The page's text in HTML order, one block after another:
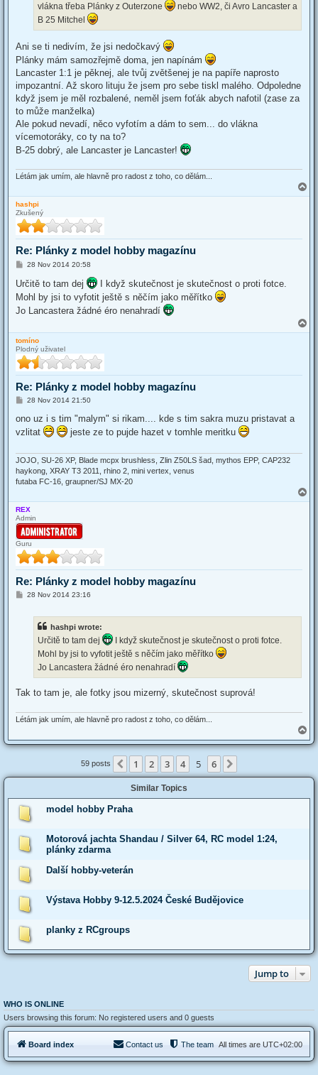
vlákna třeba Plánky z Outerzone
nebo WW2, či Avro Lancaster a
B 25 Mitchel
Ani se ti nedivím, že jsi nedočkavý
Plánky mám samozřejmě doma, jen napínám
Lancaster 1:1 je pěknej, ale tvůj zvětšenej je na papíře naprosto
impozantní. Až skoro lituju že jsem pro sebe tiskl malého. Odpoledne
když jsem je měl rozbalené, neměl jsem foťák abych nafotil (zase za
to může manželka)
Ale pokud nevadí, něco vyfotím a dám to sem... do vlákna
vícemotoráky, co ty na to?
B-25 dobrý, ale Lancaster je Lancaster!
Létám jak umím, ale hlavně pro radost z toho, co dělám...
o
hashpi
Zkušený
Re: Plánky z model hobby magazínu
P
s
t
28 Nov 2014 20:58
Určitě to tam dej
I když skutečnost je skutečnost o proti fotce.
Mohl by jsi to vyfotit ještě s něčím jako měřítko
Jo Lancastera žádné éro nenahradí
o
tomíno
Plodný uživatel
Re: Plánky z model hobby magazínu
P
s
28 Nov 2014 21:50
ono uz i s tim "malym" si rikam.... kde s tim sakra muzu pristavat a
vzlitat
jeste ze to pujde hazet v tomhle meritku
JOJO, SU-26 XP, Blade mcpx brushless, Zlin Z50LS šad, mythos EPP, CAP232
haykong, XRAY T3 2011, rhino 2, mini vertex, venus
futaba FC-16, graupner/SJ MX-20
o
REX
Admin
Guru
Re: Plánky z model hobby magazínu
P28 Nov 2014 23:16
hashpi wrote:
Určitě to tam dej
I když skutečnost je skutečnost o proti fotce.
Mohl by jsi to vyfotit ještě s něčím jako měřítko
Jo Lancastera žádné éro nenahradí
Tak to tam je, ale fotky jsou mizerný, skutečnost suprová!
Létám jak umím, ale hlavně pro radost z toho, co dělám...
o
p
59 posts Previous
1 2 3 4 5 6
Similar Topics
model hobby Praha
Motorová jachta Shandau / Silver 64, RC model 1:24,
plánky zdarma
Další hobby-veterán
Výstava Hobby 9-12.5.2024 České Budějovice
planky z RCgroups
Jump to
WHO IS ONLINE
Users browsing this forum: No registered users and 0 guests
Board index All times are UTC+02:00
The team
Contact us